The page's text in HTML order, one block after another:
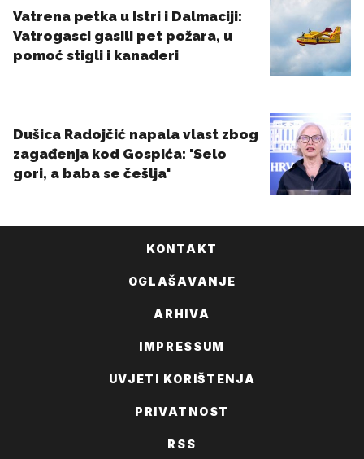
KONTAKT
OGLAŠAVANJE
ARHIVA
IMPRESSUM
UVJETI KORIŠTENJA
PRIVATNOST
RSS